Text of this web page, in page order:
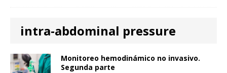
intra-abdominal pressure
Monitoreo hemodinámico no invasivo.
Segunda parte